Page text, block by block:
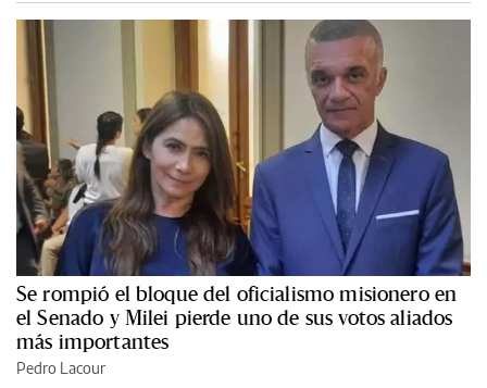
Se rompió el bloque del oficialismo misionero en
el Senado y Milei pierde uno de sus votos aliados
más importantes
Pedro Lacour